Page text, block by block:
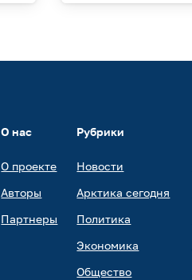
О нас
О проекте
Авторы
Партнеры
Рубрики
Новости
Арктика сегодня
Политика
Экономика
Общество